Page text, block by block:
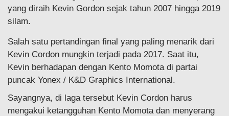
yang diraih Kevin Gordon sejak tahun 2007 hingga 2019
silam.
Salah satu pertandingan final yang paling menarik dari
Kevin Cordon mungkin terjadi pada 2017. Saat itu,
Kevin berhadapan dengan Kento Momota di partai
puncak Yonex / K&D Graphics International.
Sayangnya, di laga tersebut Kevin Cordon harus
mengakui ketangguhan Kento Momota dan menyerang